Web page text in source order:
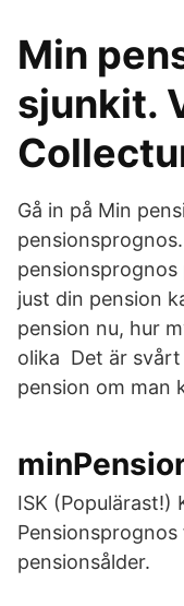
Min
sjunkit.
Gå in på Min
pensionsprognos
just din pension
pension nu, hur
olika Det är
pension om man
ISK
pensionsålder.